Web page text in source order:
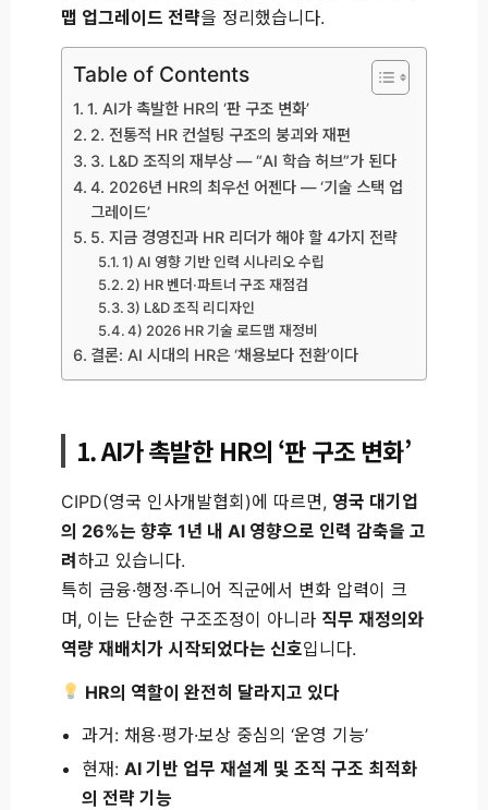
맵 업그레이드 전략을 정리했습니다.
Table of Contents
1. AI가 촉발한 HR의 ‘판 구조 변화’
2. 전통적 HR 컨설팅 구조의 붕괴와 재편
3. L&D 조직의 재부상 — “AI 학습 허브”가 된다
4. 2026년 HR의 최우선 어젠다 — ‘기술 스택 업
그레이드’
5. 지금 경영진과 HR 리더가 해야 할 4가지 전략
1) AI 영향 기반 인력 시나리오 수립
2) HR 벤더·파트너 구조 재점검
3) L&D 조직 리디자인
4) 2026 HR 기술 로드맵 재정비
결론: AI 시대의 HR은 ‘채용보다 전환’이다
1. AI가 촉발한 HR의 ‘판 구조 변화’
CIPD(영국 인사개발협회)에 따르면, 영국 대기업
의 26%는 향후 1년 내 AI 영향으로 인력 감축을 고
려하고 있습니다.
특히 금융·행정·주니어 직군에서 변화 압력이 크
며, 이는 단순한 구조조정이 아니라 직무 재정의와
역량 재배치가 시작되었다는 신호입니다.
HR의 역할이 완전히 달라지고 있다
과거: 채용·평가·보상 중심의 ‘운영 기능’
현재:AI 기반 업무 재설계 및 조직 구조 최적화
의 전략 기능